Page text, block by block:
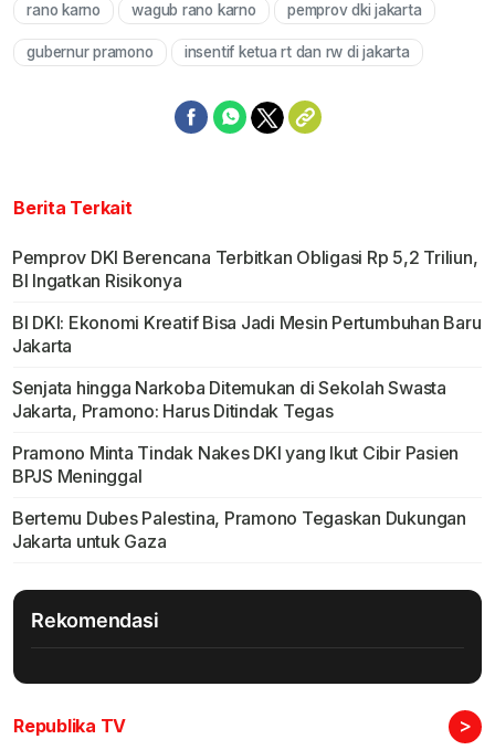
Mute
rano karno wagub rano karno pemprov dki jakarta
gubernur pramono insentif ketua rt dan rw di jakarta
Berita Terkait
Pemprov DKI Berencana Terbitkan Obligasi Rp 5,2 Triliun,
BI Ingatkan Risikonya
BI DKI: Ekonomi Kreatif Bisa Jadi Mesin Pertumbuhan Baru
Jakarta
Senjata hingga Narkoba Ditemukan di Sekolah Swasta
Jakarta, Pramono: Harus Ditindak Tegas
Pramono Minta Tindak Nakes DKI yang Ikut Cibir Pasien
BPJS Meninggal
Bertemu Dubes Palestina, Pramono Tegaskan Dukungan
Jakarta untuk Gaza
Rekomendasi
Republika TV >